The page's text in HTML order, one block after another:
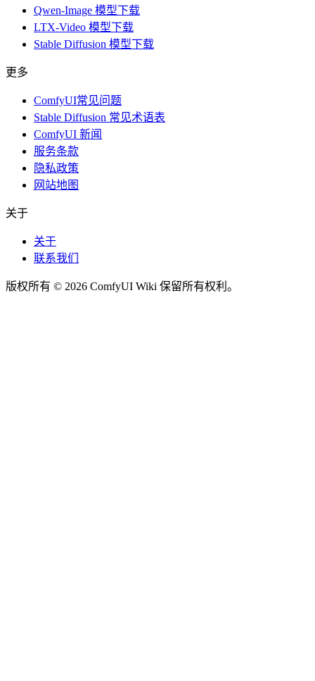
Qwen-Image 模型下载
LTX-Video 模型下载
Stable Diffusion 模型下载
更多
ComfyUI常见问题
Stable Diffusion 常见术语表
ComfyUI 新闻
服务条款
隐私政策
网站地图
关于
关于
联系我们
版权所有 © 2026 ComfyUI Wiki 保留所有权利。